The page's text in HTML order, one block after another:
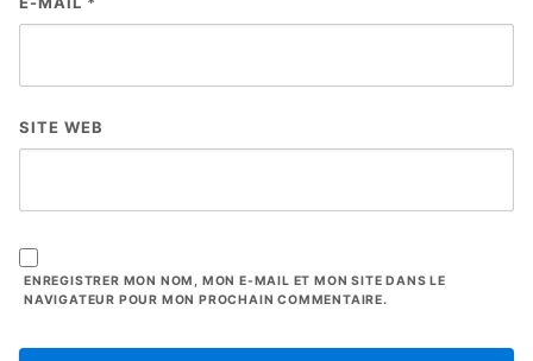
SITE WEB
ENREGISTRER MON NOM, MON E-MAIL ET MON SITE DANS LE
NAVIGATEUR POUR MON PROCHAIN COMMENTAIRE.